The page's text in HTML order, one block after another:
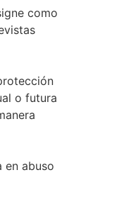
como
o futura
en abuso